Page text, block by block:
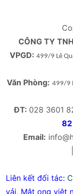
CÔNG TY
VPGD: 499/9 Lê
Văn Phòng: 499/9
ĐT: 028 3601
82
Email:
Liên kết đối tác:
vải, Mật ong việt